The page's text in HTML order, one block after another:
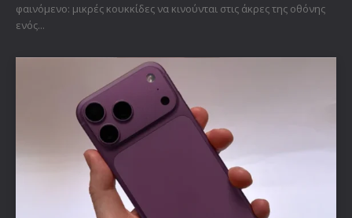
φαινόμενο: μικρές κουκκίδες να κινούνται στις άκρες της οθόνης
ενός...